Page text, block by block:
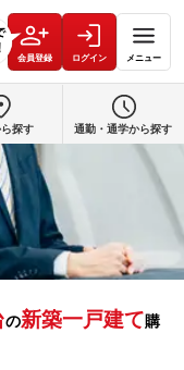
会員登録 ログイン メニュー
の新築一戸建て購
探す 通勤・通学から探す